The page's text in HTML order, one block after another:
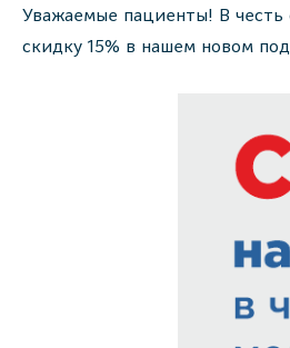
Уважаемые пациенты! В
скидку 15% в нашем новом